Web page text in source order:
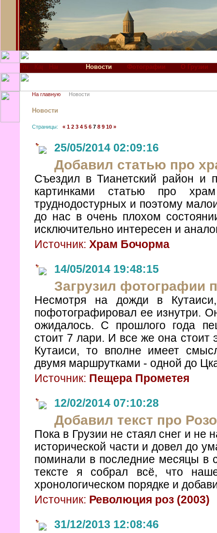
Новости Фотографии О Грузии
На главную Новости
Новости
Страницы: « 1 2 3 4 5 6 7 8 9 10 »
25/05/2014 02:09:16
Добавил статью про
Съездил в Тианетский район и
картинками статью про
труднодостурных и поэтому
до нас в очень плохом
исключительно интересен и
Источник: Храм Бочорма
14/05/2014 19:48:15
Загрузил фотографии
Несмотря на дожди в
пофотографировал ее изнутри.
ожидалось. С прошлого года
стоит 7 лари. И все же она стоит
Кутаиси, то вполне имеет
двумя маршрутками - одной до
Источник: Пещера Прометея
12/02/2014 07:10:28
Добавил текст про
Пока в Грузии не стаял снег и не
исторической части и довел до
поминали в последние месяцы в
тексте я собрал всё, что
хронологическом порядке и
Источник: Революция роз (2003)
31/12/2013 12:08:46